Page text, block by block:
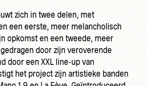
zich in twee delen, met
een eerste, meer melancholisch
opkomst en een tweede, meer
door zijn veroverende
door een XXL line-up van
het project zijn artistieke banden